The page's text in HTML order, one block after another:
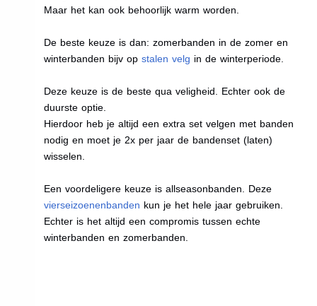
Maar het kan ook behoorlijk warm worden.
De beste keuze is dan: zomerbanden in de zomer en
winterbanden bijv op stalen velg in de winterperiode.
Deze keuze is de beste qua veligheid. Echter ook de
duurste optie.
Hierdoor heb je altijd een extra set velgen met banden
nodig en moet je 2x per jaar de bandenset (laten)
wisselen.
Een voordeligere keuze is allseasonbanden. Deze
vierseizoenenbanden kun je het hele jaar gebruiken.
Echter is het altijd een compromis tussen echte
winterbanden en zomerbanden.